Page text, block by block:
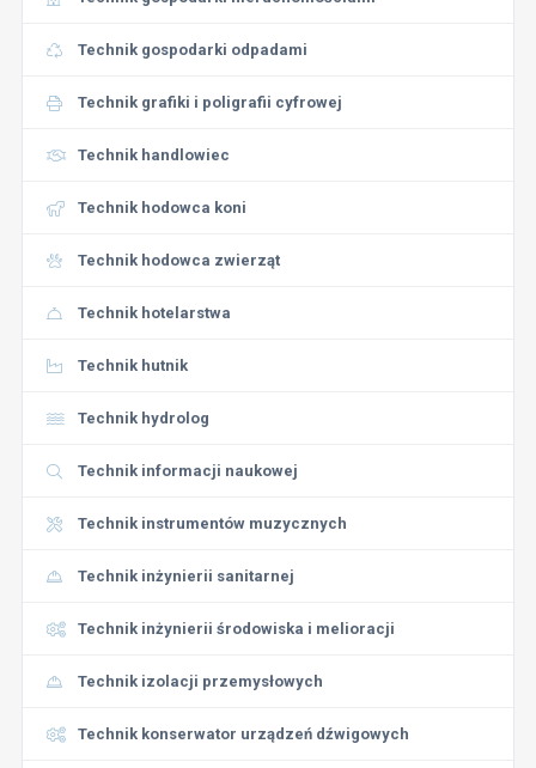
Technik gospodarki odpadami
Technik grafiki i poligrafii cyfrowej
Technik handlowiec
Technik hodowca koni
Technik hodowca zwierząt
Technik hotelarstwa
Technik hutnik
Technik hydrolog
Technik informacji naukowej
Technik instrumentów muzycznych
Technik inżynierii sanitarnej
Technik inżynierii środowiska i melioracji
Technik izolacji przemysłowych
Technik konserwator urządzeń dźwigowych